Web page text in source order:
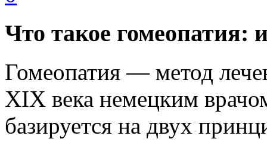
Что такое гомеопатия:
Гомеопатия — метод
XIX века немецким
базируется на двух